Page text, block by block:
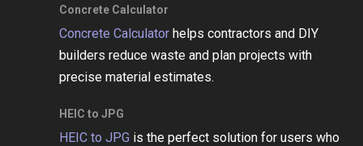
Concrete Calculator
Concrete Calculatorhelps contractors and DIY
builders reduce waste and plan projects with
precise material estimates.
HEIC to JPG
HEIC to JPGis the perfect solution for users who